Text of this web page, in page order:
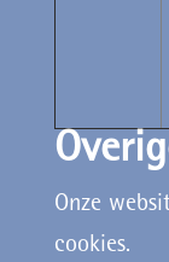
Onze
cookies.